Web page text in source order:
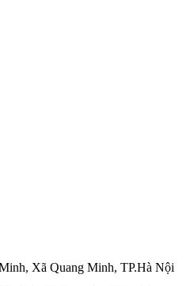
Xã Quang Minh, TP.Hà Nội